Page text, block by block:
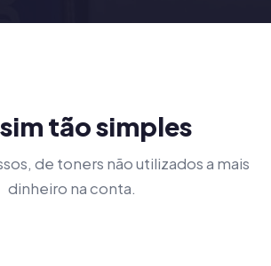
tão simples
de toners não utilizados a mais
dinheiro na conta.